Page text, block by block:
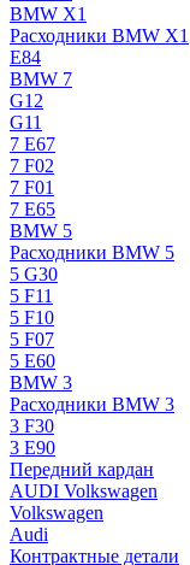
BMW X1
Расходники BMW X1
E84
BMW 7
G12
G11
7 Е67
7 F02
7 F01
7 E65
BMW 5
Расходники BMW 5
5 G30
5 F11
5 F10
5 F07
5 E60
BMW 3
Расходники BMW 3
3 F30
3 E90
Передний кардан
AUDI Volkswagen
Volkswagen
Audi
Контрактные детали